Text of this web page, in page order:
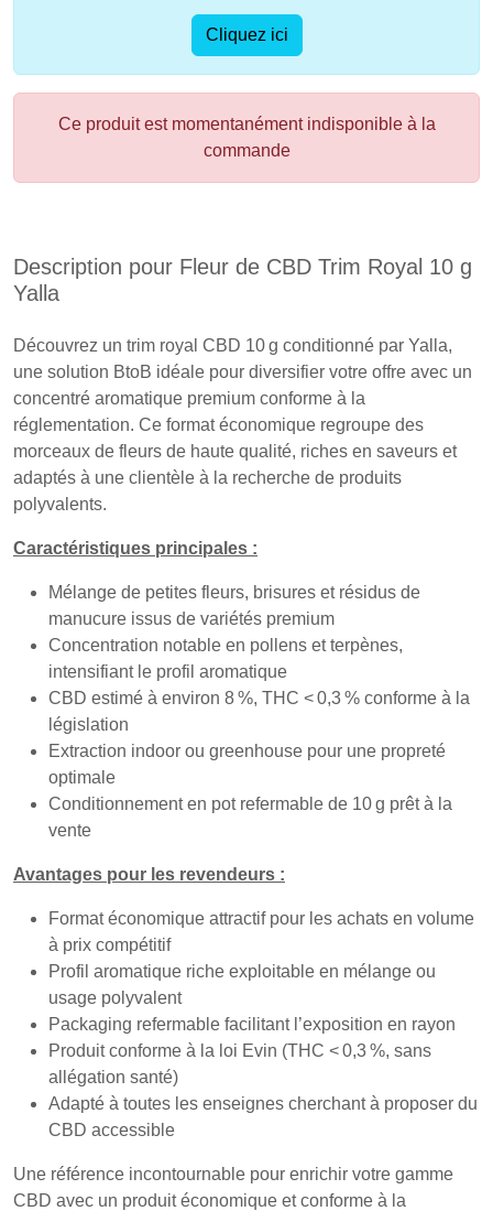
Cliquez ici
Ce produit est momentanément indisponible à la
commande
Description pour Fleur de CBD Trim Royal 10 g
Yalla
Découvrez un trim royal CBD 10 g conditionné par Yalla,
une solution BtoB idéale pour diversifier votre offre avec un
concentré aromatique premium conforme à la
réglementation. Ce format économique regroupe des
morceaux de fleurs de haute qualité, riches en saveurs et
adaptés à une clientèle à la recherche de produits
polyvalents.
Caractéristiques principales :
Mélange de petites fleurs, brisures et résidus de
manucure issus de variétés premium
Concentration notable en pollens et terpènes,
intensifiant le profil aromatique
CBD estimé à environ 8 %, THC < 0,3 % conforme à la
législation
Extraction indoor ou greenhouse pour une propreté
optimale
Conditionnement en pot refermable de 10 g prêt à la
vente
Avantages pour les revendeurs :
Format économique attractif pour les achats en volume
à prix compétitif
Profil aromatique riche exploitable en mélange ou
usage polyvalent
Packaging refermable facilitant l’exposition en rayon
Produit conforme à la loi Evin (THC < 0,3 %, sans
allégation santé)
Adapté à toutes les enseignes cherchant à proposer du
CBD accessible
Une référence incontournable pour enrichir votre gamme
CBD avec un produit économique et conforme à la